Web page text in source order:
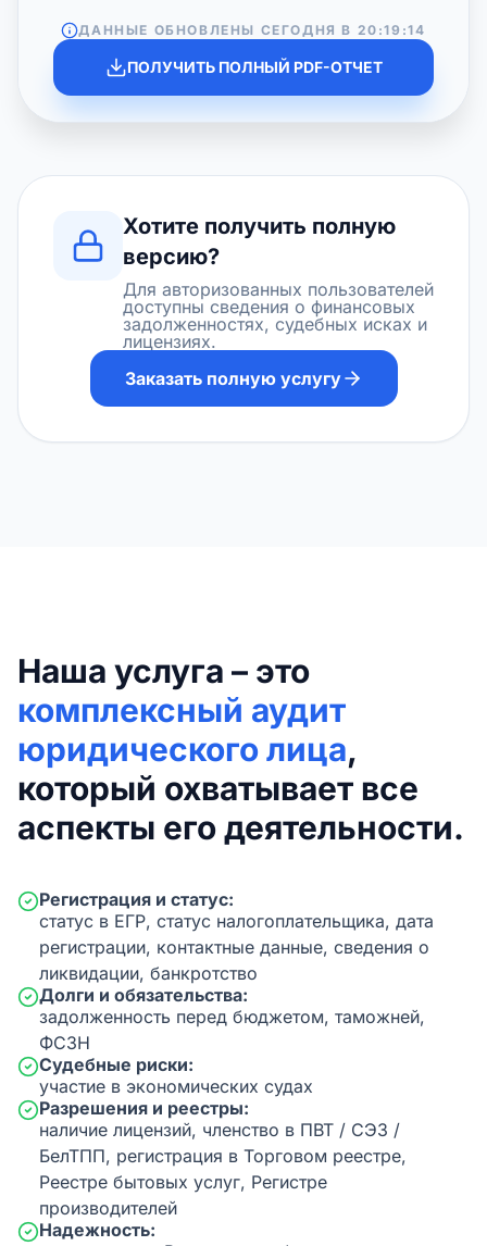
ДАННЫЕ ОБНОВЛЕНЫ СЕГОДНЯ В 20:19:14
ПОЛУЧИТЬ ПОЛНЫЙ PDF-ОТЧЕТ
Хотите получить полную
версию?
Для авторизованных пользователей
доступны сведения о финансовых
задолженностях, судебных исках и
лицензиях.
Заказать полную услугу
Наша услуга – это
комплексный аудит
юридического лица,
который охватывает все
аспекты его деятельности.
Регистрация и статус:
статус в ЕГР, статус налогоплательщика, дата
регистрации, контактные данные, сведения о
ликвидации, банкротство
Долги и обязательства:
задолженность перед бюджетом, таможней,
ФСЗН
Судебные риски:
участие в экономических судах
Разрешения и реестры:
наличие лицензий, членство в ПВТ / СЭЗ /
БелТПП, регистрация в Торговом реестре,
Реестре бытовых услуг, Регистре
производителей
Надежность: